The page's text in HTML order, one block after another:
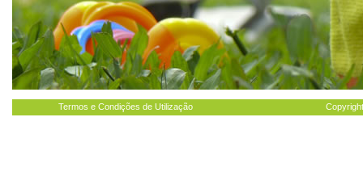
Termos e Condições de Utilização